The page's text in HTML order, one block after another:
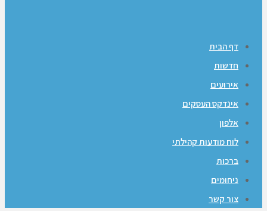
דף הבית
חדשות
אירועים
אינדקס העסקים
אלפון
לוח מודעות קהילתי
ברכות
ניחומים
צור קשר